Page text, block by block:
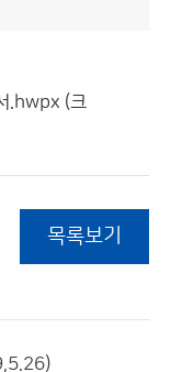
.hwpx (크
목록보기